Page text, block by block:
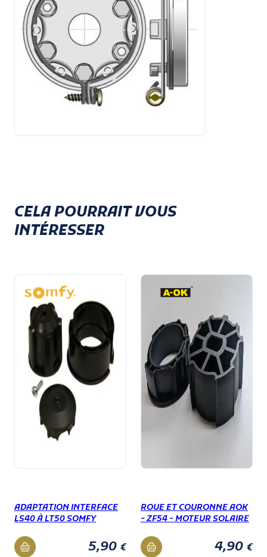
CELA POURRAIT VOUS
INTÉRESSER
ADAPTATION INTERFACE
LS40 À LT50 SOMFY
5,90 €
ROUE ET COURONNE AOK
- ZF54 - MOTEUR SOLAIRE
4,90 €